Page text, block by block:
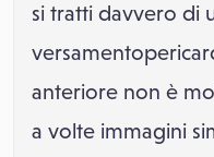
si tratti davvero di
anteriore non è
a volte immagini